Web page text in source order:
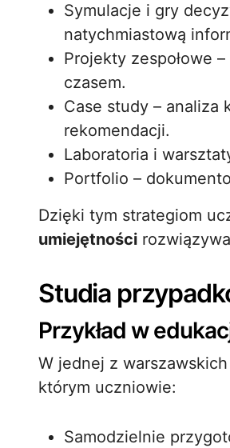
Symulacje i gry
natychmiastową
Projekty zespołowe
czasem.
Case study – analiza
rekomendacji.
Laboratoria i
Portfolio –
Dzięki tym strategiom
umiejętności
Studia
Przykład w
W jednej z
którym uczniowie:
Samodzielnie